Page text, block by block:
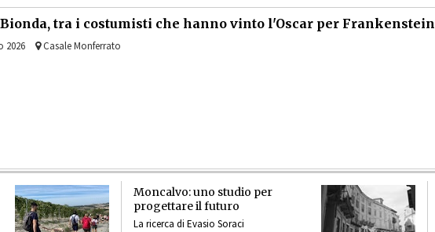
tra i costumisti che hanno vinto l'Oscar per Frankenstein
2026 Casale Monferrato
Moncalvo: uno studio per
progettare il futuro
La ricerca di Evasio Soraci